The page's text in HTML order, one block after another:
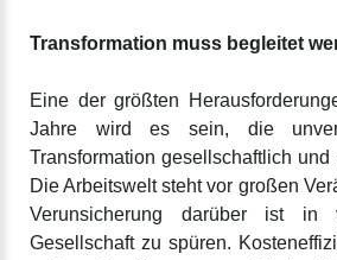
Transformation muss begleitet
Eine der größten
Jahre wird es sein, die
Transformation gesellschaftlich
Die Arbeitswelt steht vor großen
Verunsicherung darüber ist in
Gesellschaft zu spüren.